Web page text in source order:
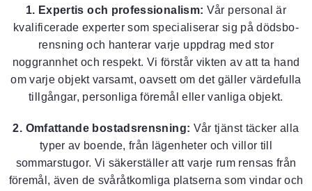
1. Expertis och professionalism: Vår personal är
kvalificerade experter som specialiserar sig på dödsbo-
rensning och hanterar varje uppdrag med stor
noggrannhet och respekt. Vi förstår vikten av att ta hand
om varje objekt varsamt, oavsett om det gäller värdefulla
tillgångar, personliga föremål eller vanliga objekt.
2. Omfattande bostadsrensning: Vår tjänst täcker alla
typer av boende, från lägenheter och villor till
sommarstugor. Vi säkerställer att varje rum rensas från
föremål, även de svåråtkomliga platserna som vindar och